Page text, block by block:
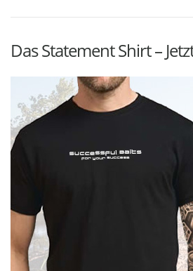
Das Statement Shirt –